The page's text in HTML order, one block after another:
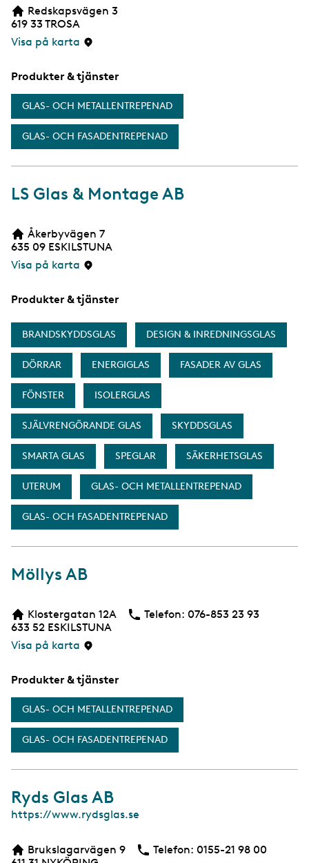
b
s
i
Redskapsvägen 3
619 33TROSA
Visa på karta
Produkter & tjänster
GLAS- OCH METALLENTREPENAD
GLAS- OCH FASADENTREPENAD
LS Glas & Montage AB
Åkerbyvägen 7
635 09 ESKILSTUNA
Visa på karta
Produkter & tjänster
BRANDSKYDDSGLAS DESIGN & INREDNINGSGLAS
DÖRRAR ENERGIGLAS FASADER AV GLAS
FÖNSTER ISOLERGLAS
SJÄLVRENGÖRANDE GLAS SKYDDSGLAS
SMARTA GLAS SPEGLAR SÄKERHETSGLAS
UTERUM GLAS- OCH METALLENTREPENAD
GLAS- OCH FASADENTREPENAD
Möllys AB
Klostergatan 12A
633 52 ESKILSTUNA
Visa på karta
Telefon: Telefon
076-853 23 93
Produkter & tjänster
GLAS- OCH METALLENTREPENAD
GLAS- OCH FASADENTREPENAD
Ryds Glas AB
W
b
https://www.rydsglas.se
Brukslagarvägen 9
Telefon: Telefon
0155-21 98 00